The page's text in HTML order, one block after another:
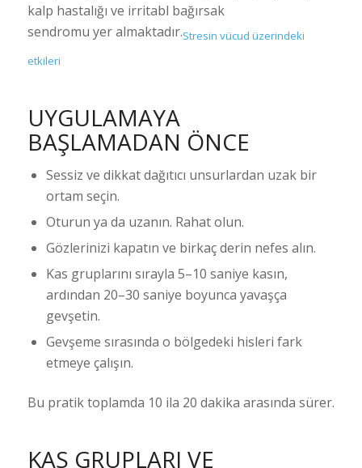
kalp hastalığı ve irritabl bağırsak
sendromu yer almaktadır.Stresin vücud üzerindeki
etkileri
UYGULAMAYA
BAŞLAMADAN ÖNCE
Sessiz ve dikkat dağıtıcı unsurlardan uzak bir
ortam seçin.
Oturun ya da uzanın. Rahat olun.
Gözlerinizi kapatın ve birkaç derin nefes alın.
Kas gruplarını sırayla 5–10 saniye kasın,
ardından 20–30 saniye boyunca yavaşça
gevşetin.
Gevşeme sırasında o bölgedeki hisleri fark
etmeye çalışın.
Bu pratik toplamda 10 ila 20 dakika arasında sürer.
KAS GRUPLARI VE